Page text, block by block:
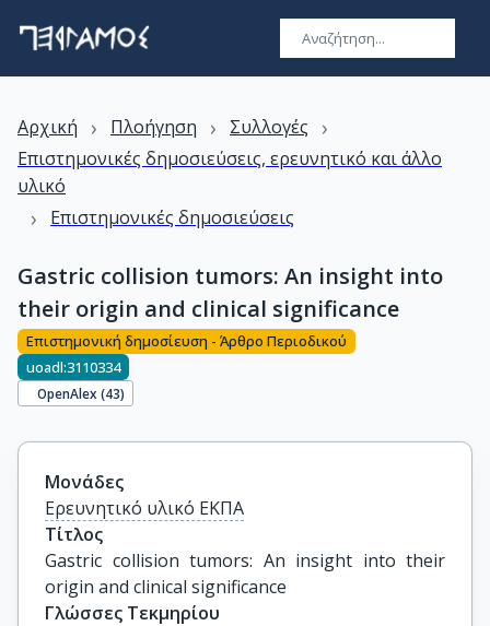
Αρχική › Πλοήγηση › Συλλογές ›
Επιστημονικές δημοσιεύσεις, ερευνητικό και άλλο
υλικό
› Επιστημονικές δημοσιεύσεις
Gastric collision tumors: An insight into
their origin and clinical significance
Επιστημονική δημοσίευση - Άρθρο Περιοδικού
uoadl:3110334
OpenAlex (43)
Μονάδες
Ερευνητικό υλικό ΕΚΠΑ
Τίτλος
Gastric collision tumors: An insight into their
origin and clinical significance
Γλώσσες Τεκμηρίου